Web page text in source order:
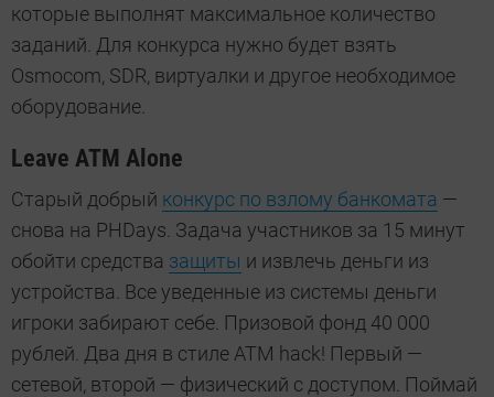
которые выполнят максимальное количество
заданий. Для конкурса нужно будет взять
Osmocom, SDR, виртуалки и другое необходимое
оборудование.
Leave ATM Alone
Старый добрый конкурс по взлому банкомата —
снова на PHDays. Задача участников за 15 минут
обойти средства защиты и извлечь деньги из
устройства. Все уведенные из системы деньги
игроки забирают себе. Призовой фонд 40 000
рублей. Два дня в стиле ATM hack! Первый —
сетевой, второй — физический с доступом. Поймай